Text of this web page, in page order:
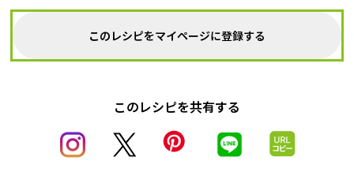
このレシピをマイページに登録する
このレシピを共有する